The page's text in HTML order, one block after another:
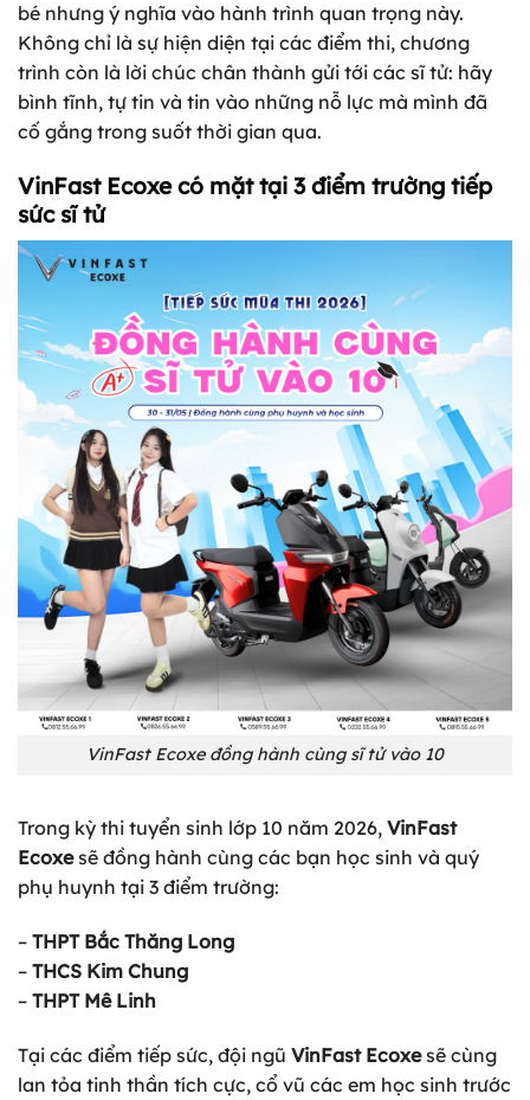
bé nhưng ý nghĩa vào hành trình quan trọng này.
Không chỉ là sự hiện diện tại các điểm thi, chương
trình còn là lời chúc chân thành gửi tới các sĩ tử: hãy
bình tĩnh, tự tin và tin vào những nỗ lực mà mình đã
cố gắng trong suốt thời gian qua.
VinFast Ecoxe có mặt tại 3 điểm trường tiếp
sức sĩ tử
VinFast Ecoxe đồng hành cùng sĩ tử vào 10
Trong kỳ thi tuyển sinh lớp 10 năm 2026, VinFast
Ecoxesẽ đồng hành cùng các bạn học sinh và quý
phụ huynh tại 3 điểm trường:
– THPT Bắc Thăng Long
– THCS Kim Chung
– THPT Mê Linh
Tại các điểm tiếp sức, đội ngũ VinFast Ecoxesẽ cùng
lan tỏa tinh thần tích cực, cổ vũ các em học sinh trước